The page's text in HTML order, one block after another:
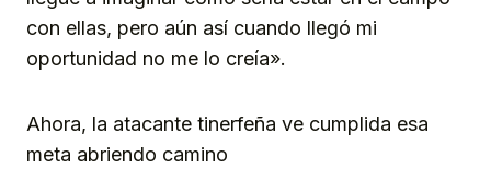
con ellas, pero aún así cuando llegó mi
oportunidad no me lo creía».
Ahora, la atacante tinerfeña ve cumplida esa
meta abriendo camino